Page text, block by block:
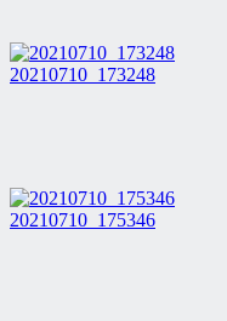
20210710_173248
20210710_175346